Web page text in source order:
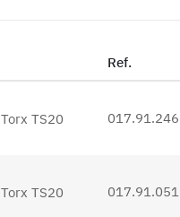
Ref.
017.91.246
017.91.051